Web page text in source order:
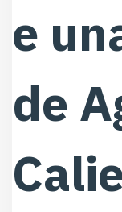
e
de